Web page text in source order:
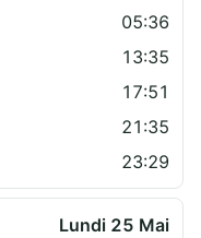
05:36
13:35
17:51
21:35
23:29
Lundi 25 Mai